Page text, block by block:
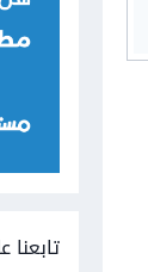
تابعنا